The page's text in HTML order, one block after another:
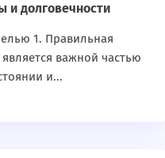
и долговечности
1. Правильная
важной частью
и...